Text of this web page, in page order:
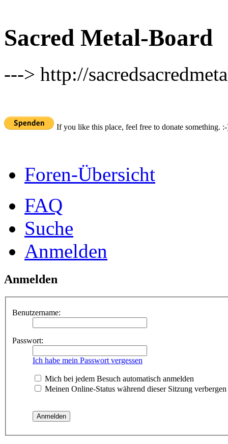
Sacred Metal-Board
---> http://
If you like this place, feel free to donate something.
Foren-Übersicht
FAQ
Suche
Anmelden
Anmelden
Benutzername:
Passwort:
Ich habe mein Passwort vergessen
Mich bei jedem Besuch automatisch anmelden
Meinen Online-Status während dieser Sitzung verbergen